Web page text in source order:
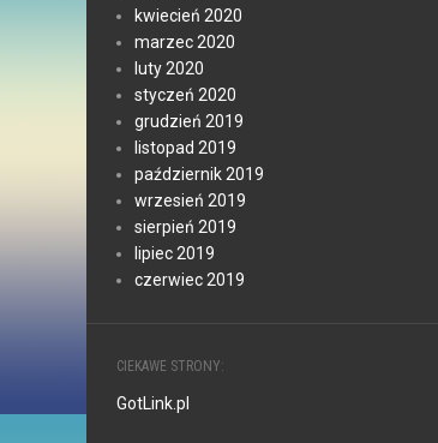
kwiecień 2020
marzec 2020
luty 2020
styczeń 2020
grudzień 2019
listopad 2019
październik 2019
wrzesień 2019
sierpień 2019
lipiec 2019
czerwiec 2019
CIEKAWE STRONY:
GotLink.pl